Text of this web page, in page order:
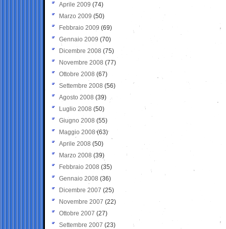
Aprile 2009 (74)
Marzo 2009 (50)
Febbraio 2009 (69)
Gennaio 2009 (70)
Dicembre 2008 (75)
Novembre 2008 (77)
Ottobre 2008 (67)
Settembre 2008 (56)
Agosto 2008 (39)
Luglio 2008 (50)
Giugno 2008 (55)
Maggio 2008(63)
Aprile 2008 (50)
Marzo 2008 (39)
Febbraio 2008 (35)
Gennaio 2008 (36)
Dicembre 2007 (25)
Novembre 2007 (22)
Ottobre 2007 (27)
Settembre 2007 (23)